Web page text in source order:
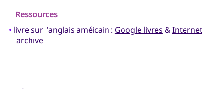
Ressources
• livre sur l'anglais améicain : Google livres &Internet
archive